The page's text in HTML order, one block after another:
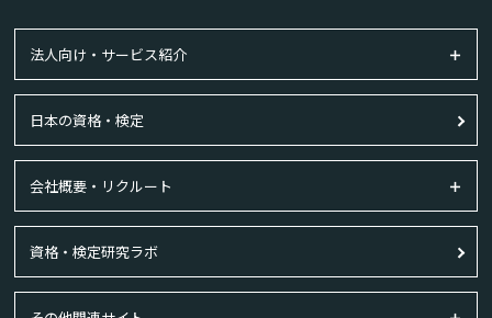
法人向け・サービス紹介
日本の資格・検定
会社概要・リクルート
資格・検定研究ラボ